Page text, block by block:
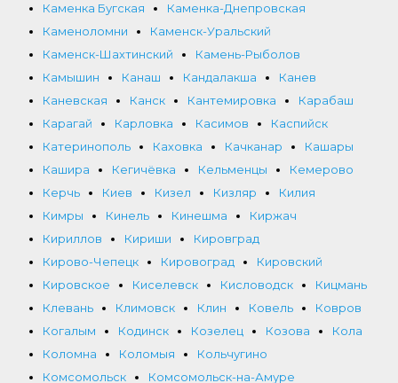
Каменка Бугская
Каменка-Днепровская
Каменоломни
Каменск-Уральский
Каменск-Шахтинский
Камень-Рыболов
Камышин
Канаш Кандалакша
Канев
Каневская
Канск Кантемировка
Карабаш
Карагай
Карловка Касимов
Каспийск
Катеринополь
Каховка Качканар
Кашары
Кашира
Кегичёвка Кельменцы
Кемерово
Керчь
Киев Кизел Кизляр
Килия
Кимры
Кинель Кинешма
Киржач
Кириллов
Кириши
Кировград
Кирово-Чепецк
Кировоград
Кировский
Кировское
Киселевск Кисловодск
Кицмань
Клевань
Климовск Клин Ковель
Ковров
Когалым
Кодинск Козелец Козова
Кола
Коломна
Коломыя
Кольчугино
Комсомольск
Комсомольск-на-Амуре